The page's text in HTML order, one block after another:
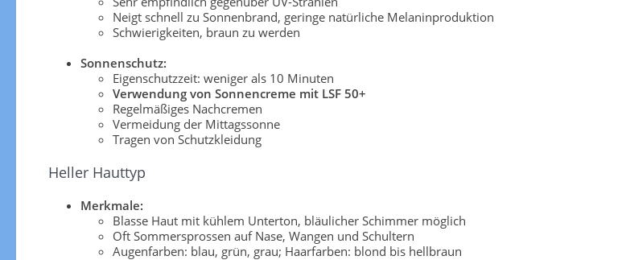
Neigt schnell zu Sonnenbrand, geringe natürliche Melaninproduktion
Schwierigkeiten, braun zu werden
Sonnenschutz:
Eigenschutzzeit: weniger als 10 Minuten
Verwendung von Sonnencreme mit LSF 50+
Regelmäßiges Nachcremen
Vermeidung der Mittagssonne
Tragen von Schutzkleidung
Heller Hauttyp
Merkmale:
Blasse Haut mit kühlem Unterton, bläulicher Schimmer möglich
Oft Sommersprossen auf Nase, Wangen und Schultern
Augenfarben: blau, grün, grau; Haarfarben: blond bis hellbraun